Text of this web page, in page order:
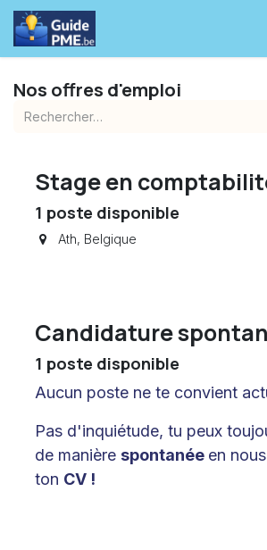
Se rendre au contenu
Nos offres d'emploi
Stage en
1 poste disponible
Ath, Belgique
Candidature
1 poste disponible
Aucun poste ne te convient
Pas d'inquiétude, tu peux
de manière spontanée en
ton CV !